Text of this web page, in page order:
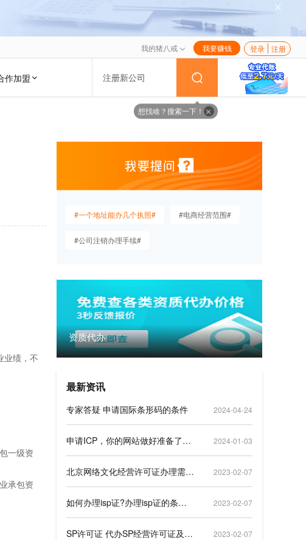
我的猪八戒 我要赚钱 登录 注册
作加盟 注册新公司
想找啥？搜索一下！
业绩，不
一级资
承包资
#一个地址能办几个执照# #电商经营范围#
#公司注销办理手续#
资质代办
最新资讯
专家答疑 申请国际条形码的条件 2024-04-24
申请ICP，你的网站做好准备了吗？ 2024-01-03
北京网络文化经营许可证办理需准备哪些材料 2023-02-07
如何办理isp证?办理isp证的条件、资料及流程 2023-02-07
SP许可证 代办SP经营许可证及全网地网sp许可证资质办理 2023-02-07